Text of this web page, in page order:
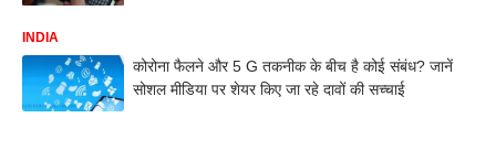
INDIA
कोरोना फैलने और 5 G तकनीक के बीच है कोई संबंध? जानें
सोशल मीडिया पर शेयर किए जा रहे दावों की सच्चाई